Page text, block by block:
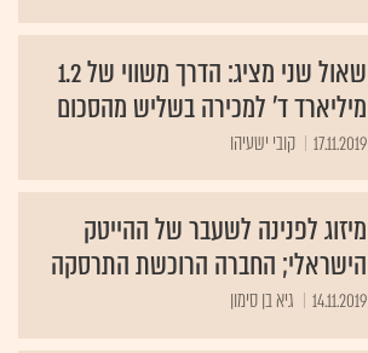
שאול שני מציג: הדרך משווי של 1.2
מיליארד ד' למכירה בשליש מהסכום
17.11.2019 קובי ישעיהו
מיזוג לפנינה לשעבר של ההייטק
הישראלי; החברה הרוכשת התרסקה
14.11.2019 גיא בן סימון